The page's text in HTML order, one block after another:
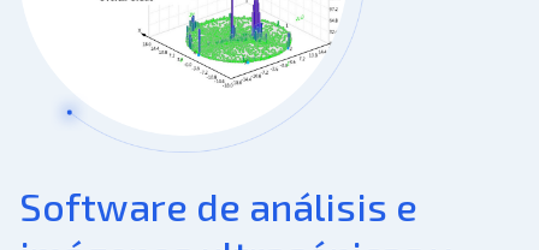
Software de análisis e